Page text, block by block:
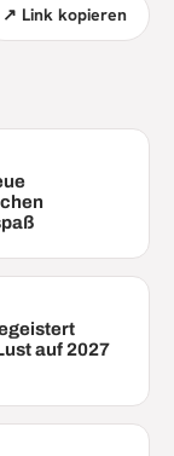
↗ Link kopieren
auf 2027